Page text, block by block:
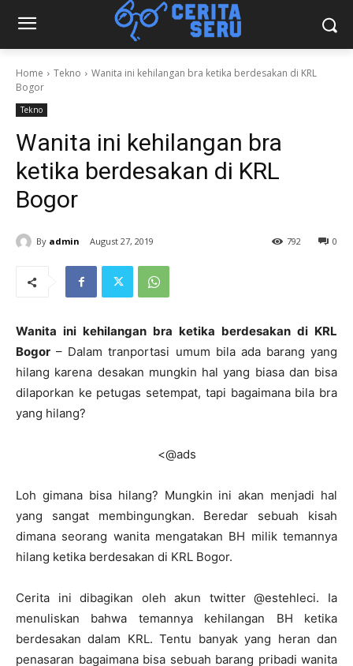
Home Tekno
Wanita ini kehilangan bra ketika berdesakan di KRL
Bogor
Tekno
Wanita ini kehilangan bra
ketika berdesakan di KRL
Bogor
By admin August 27, 2019 0
792
Wanita ini kehilangan bra ketika berdesakan di KRL
Bogor – Dalam tranportasi umum bila ada barang yang
hilang karena desakan mungkin hal yang biasa dan bisa
dilaporkan ke petugas setempat, tapi bagaimana bila bra
yang hilang?
<@ads
Loh gimana bisa hilang? Mungkin ini akan menjadi hal
yang sangat membingungkan. Beredar sebuah kisah
dimana seorang wanita mengatakan BH milik temannya
hilang ketika berdesakan di KRL Bogor.
Cerita ini dibagikan oleh akun twitter @estehleci. Ia
menuliskan bahwa temannya kehilangan BH ketika
berdesakan dalam KRL. Tentu banyak yang heran dan
penasaran bagaimana bisa sebuah barang pribadi wanita